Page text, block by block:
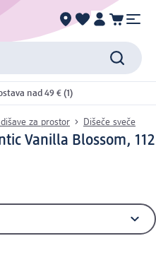
nad 49 € (1)
za prostor Dišeče sveče
Vanilla Blossom, 112